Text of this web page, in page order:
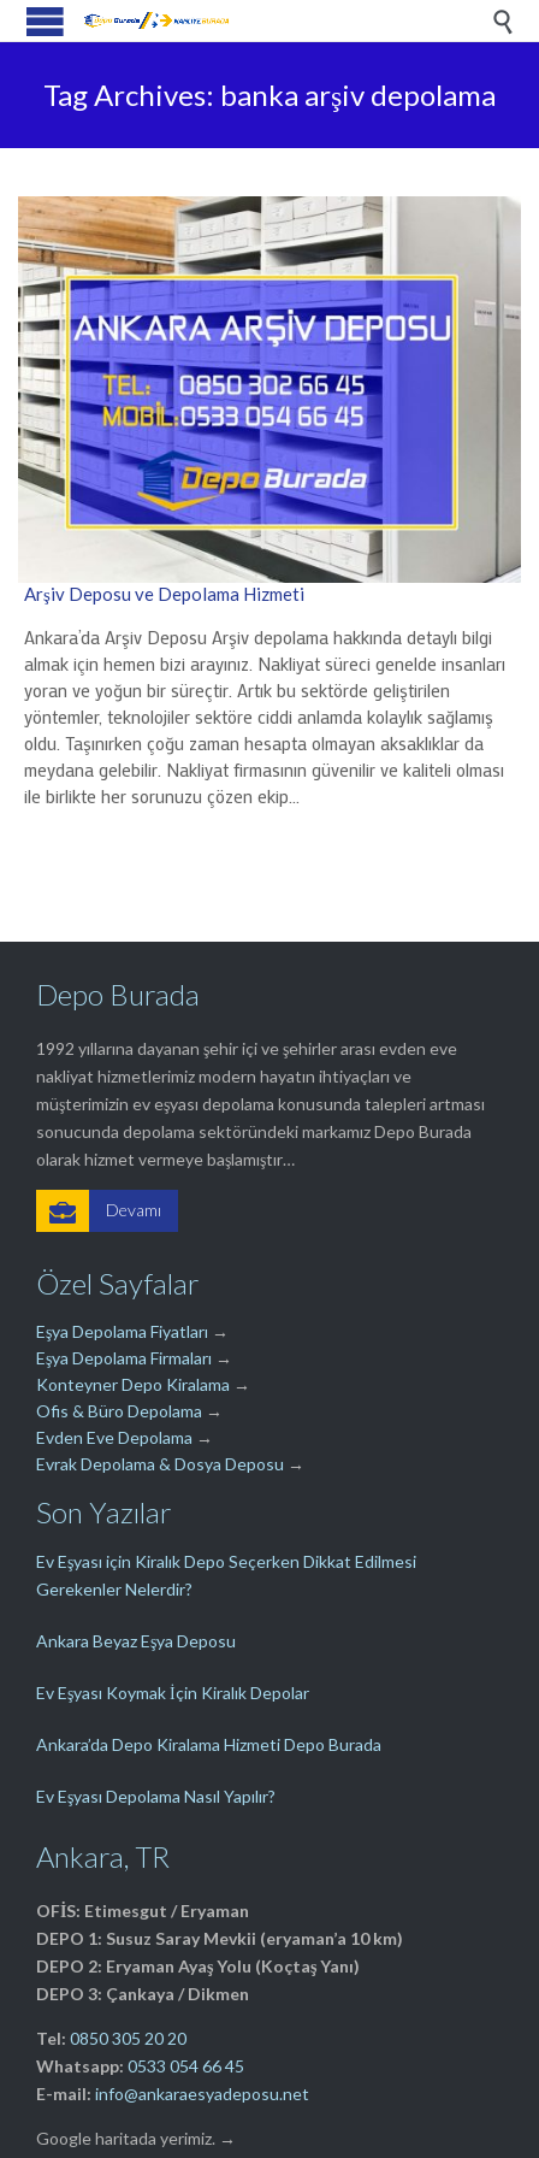

Tag Archives: banka arşiv depolama
Arşiv Deposu ve Depolama Hizmeti
Ankara’da Arşiv Deposu Arşiv depolama hakkında detaylı bilgi
almak için hemen bizi arayınız. Nakliyat süreci genelde insanları
yoran ve yoğun bir süreçtir. Artık bu sektörde geliştirilen
yöntemler, teknolojiler sektöre ciddi anlamda kolaylık sağlamış
oldu. Taşınırken çoğu zaman hesapta olmayan aksaklıklar da
meydana gelebilir. Nakliyat firmasının güvenilir ve kaliteli olması
ile birlikte her sorunuzu çözen ekip…
Depo Burada
1992 yıllarına dayanan şehir içi ve şehirler arası evden eve
nakliyat hizmetlerimiz modern hayatın ihtiyaçları ve
müşterimizin ev eşyası depolama konusunda talepleri artması
sonucunda depolama sektöründeki markamız Depo Burada
olarak hizmet vermeye başlamıştır…
 Devamı
Özel Sayfalar
Eşya Depolama Fiyatları →
Eşya Depolama Firmaları →
Konteyner Depo Kiralama →
Ofis & Büro Depolama →
Evden Eve Depolama →
Evrak Depolama & Dosya Deposu →
Son Yazılar
Ev Eşyası için Kiralık Depo Seçerken Dikkat Edilmesi
Gerekenler Nelerdir?
Ankara Beyaz Eşya Deposu
Ev Eşyası Koymak İçin Kiralık Depolar
Ankara’da Depo Kiralama Hizmeti Depo Burada
Ev Eşyası Depolama Nasıl Yapılır?
Ankara, TR
OFİS: Etimesgut / Eryaman
DEPO 1: Susuz Saray Mevkii (eryaman’a 10 km)
DEPO 2: Eryaman Ayaş Yolu (Koçtaş Yanı)
DEPO 3: Çankaya / Dikmen
Tel: 0850 305 20 20
Whatsapp: 0533 054 66 45
E-mail: info@ankaraesyadeposu.net
Google haritada yerimiz. →